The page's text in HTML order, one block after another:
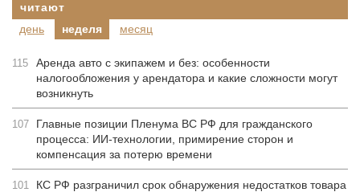
читают
день
неделя месяц
115
Аренда авто с экипажем и без: особенности
налогообложения у арендатора и какие сложности могут
возникнуть
107
Главные позиции Пленума ВС РФ для гражданского
процесса: ИИ-технологии, примирение сторон и
компенсация за потерю времени
101
КС РФ разграничил срок обнаружения недостатков товара